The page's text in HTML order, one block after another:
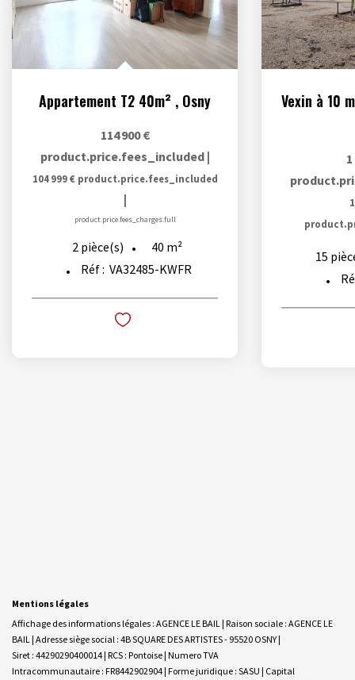
Appartement T2 40m² , Osny
114 900 €
product.price.fees_included |
104 999 € product.price.fees_included
|
product.price.fees_charges.full
2 pièce(s) 40 m²
Réf : VA32485-KWFR
15
Mentions légales
Affichage des informations légales : AGENCE LE BAIL | Raison sociale : AGENCE LE
BAIL | Adresse siège social : 4B SQUARE DES ARTISTES - 95520 OSNY |
Siret : 44290290400014 | RCS : Pontoise | Numero TVA
Intracommunautaire : FR8442902904 | Forme juridique : SASU | Capital